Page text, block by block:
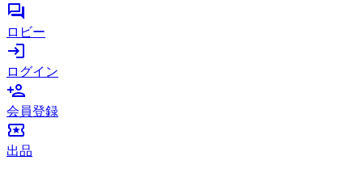
forum
ロビー
login
ログイン
person_add
会員登録
local_activity
出品